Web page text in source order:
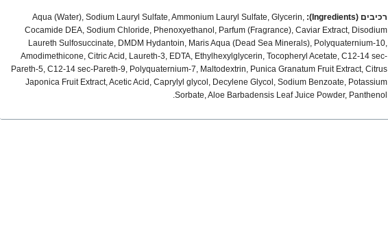
רכיבים (Ingredients):
Aqua (Water), Sodium Lauryl Sulfate, Ammonium Lauryl Sulfate, Glycerin,
Cocamide DEA, Sodium Chloride, Phenoxyethanol, Parfum (Fragrance), Caviar Extract, Disodium
Laureth Sulfosuccinate, DMDM Hydantoin, Maris Aqua (Dead Sea Minerals), Polyquaternium-10,
Amodimethicone, Citric Acid, Laureth-3, EDTA, Ethylhexylglycerin, Tocopheryl Acetate, C12-14 sec-
Pareth-5, C12-14 sec-Pareth-9, Polyquaternium-7, Maltodextrin, Punica Granatum Fruit Extract, Citrus
Japonica Fruit Extract, Acetic Acid, Caprylyl glycol, Decylene Glycol, Sodium Benzoate, Potassium
Sorbate, Aloe Barbadensis Leaf Juice Powder, Panthenol.